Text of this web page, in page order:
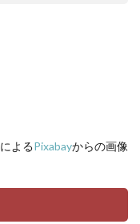
によるPixabayからの画像